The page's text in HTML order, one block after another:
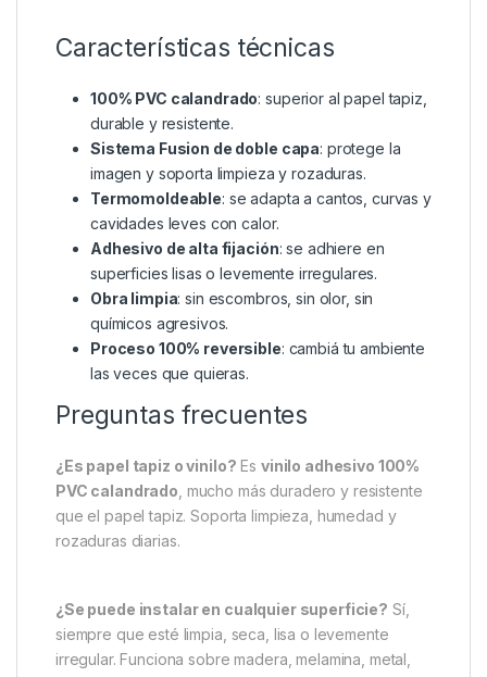
Características técnicas
100% PVC calandrado: superior al papel tapiz,
durable y resistente.
Sistema Fusion de doble capa: protege la
imagen y soporta limpieza y rozaduras.
Termomoldeable: se adapta a cantos, curvas y
cavidades leves con calor.
Adhesivo de alta fijación: se adhiere en
superficies lisas o levemente irregulares.
Obra limpia: sin escombros, sin olor, sin
químicos agresivos.
Proceso 100% reversible: cambiá tu ambiente
las veces que quieras.
Preguntas frecuentes
¿Es papel tapiz o vinilo? Es vinilo adhesivo 100%
PVC calandrado , mucho más duradero y resistente
que el papel tapiz. Soporta limpieza, humedad y
rozaduras diarias.
¿Se puede instalar en cualquier superficie? Sí,
siempre que esté limpia, seca, lisa o levemente
irregular. Funciona sobre madera, melamina, metal,